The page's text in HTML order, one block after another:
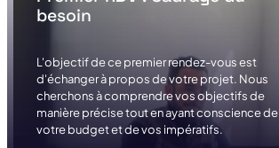
besoin
L'objectif de ce premier rendez-vous est
d'échanger à propos de votre projet. Nous
cherchons à comprendre vos objectifs de
manière précise tout en ayant conscience de
votre budget et de vos impératifs.